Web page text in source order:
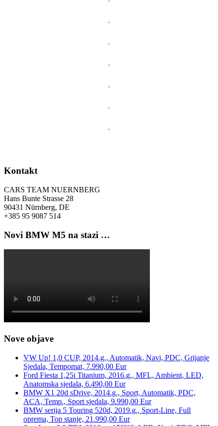
Kontakt
CARS TEAM NUERNBERG
Hans Bunte Strasse 28
90431 Nürnberg, DE
+385 95 9087 514
Novi BMW M5 na stazi …
Nove objave
VW Up! 1,0 CUP, 2014.g., Automatik, Navi, PDC, Grijanje
Sjedala, Tempomat, 7.990,00 Eur
Ford Fiesta 1,25i Titanium, 2016.g., MFL, Ambient, LED,
Anatomska sjedala, 6.490,00 Eur
BMW X1 20d sDrive, 2014.g., Sport, Automatik, PDC,
ACA, Temp., Sport sjedala, 9.990,00 Eur
BMW serija 5 Touring 520d, 2019.g., Sport-Line, Full
oprema, Top stanje, 21.990,00 Eur